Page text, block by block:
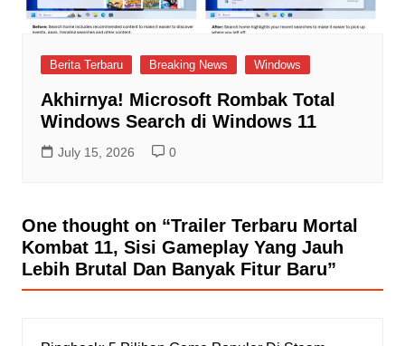
Berita Terbaru Breaking News Windows
Akhirnya! Microsoft Rombak Total
Windows Search di Windows 11
July 15, 2026 0
One thought on “Trailer Terbaru Mortal
Kombat 11, Sisi Gameplay Yang Jauh
Lebih Brutal Dan Banyak Fitur Baru”